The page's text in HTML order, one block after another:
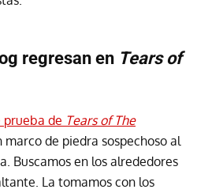
regresan en Tears of
de Tears of The
de piedra sospechoso al
Buscamos en los alrededores
La tomamos con los